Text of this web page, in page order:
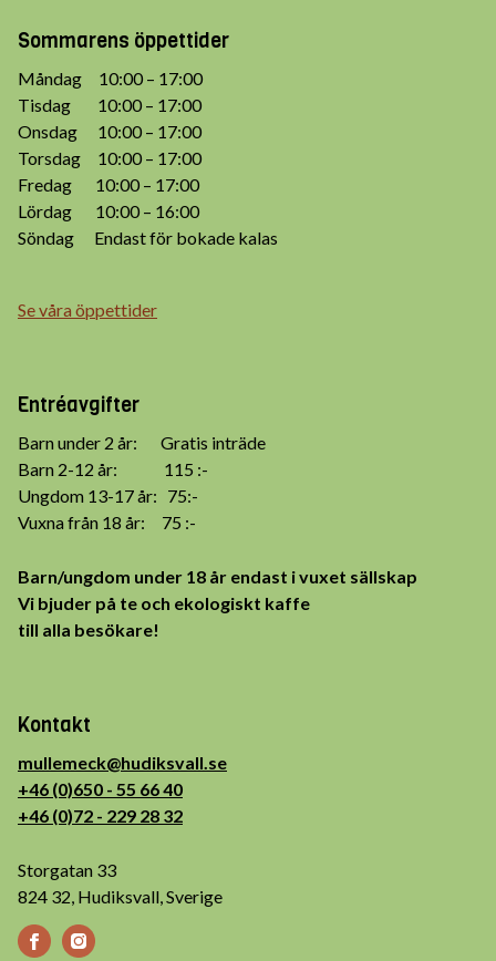
Sommarens öppettider
Måndag 10:00 – 17:00
Tisdag 10:00 – 17:00
Onsdag 10:00 – 17:00
Torsdag 10:00 – 17:00
Fredag 10:00 – 17:00
Lördag 10:00 – 16:00
Söndag Endast för bokade kalas
Se våra öppettider
Entréavgifter
Barn under 2 år: Gratis inträde
Barn 2-12 år: 115 :-
Ungdom 13-17 år: 75:-
Vuxna från 18 år: 75 :-
Barn/ungdom under 18 år endast i vuxet sällskap
Vi bjuder på te och ekologiskt kaffe
till alla besökare!
Kontakt
mullemeck@hudiksvall.se
+46 (0)650 - 55 66 40
+46 (0)72 - 229 28 32
Storgatan 33
824 32, Hudiksvall, Sverige